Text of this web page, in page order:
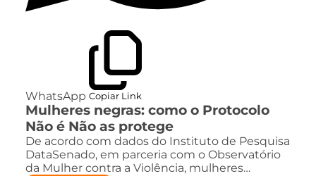
WhatsApp Copiar Link
Mulheres negras: como o Protocolo
Não é Não as protege
De acordo com dados do Instituto de Pesquisa
DataSenado, em parceria com o Observatório
da Mulher contra a Violência, mulheres…